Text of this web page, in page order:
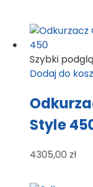
Szybki
Dodaj do
Style
4305,00 zł